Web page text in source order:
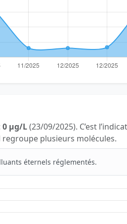
0 µg/L(23/09/2025). C’est
regroupe plusieurs molécules.
éternels réglementés.